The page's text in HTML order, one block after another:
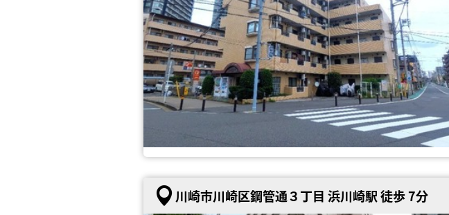
川崎市川崎区鋼管通３丁目 浜川崎駅 徒歩 7分